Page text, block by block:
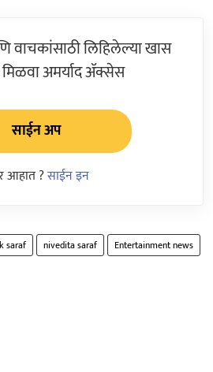
वाचकांसाठी लिहिलेल्या खास
अमर्याद ॲक्सेस
साईन अप
आहात ?साईन इन
saraf nivedita saraf
Entertainment news